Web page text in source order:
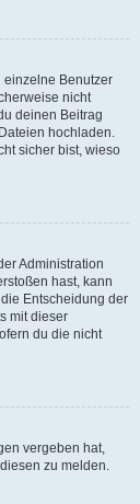
einzelne Benutzer
nicht
deinen Beitrag
hochladen.
sicher bist, wieso
Administration
hast, kann
Entscheidung der
mit dieser
du die nicht
vergeben hat,
zu melden.